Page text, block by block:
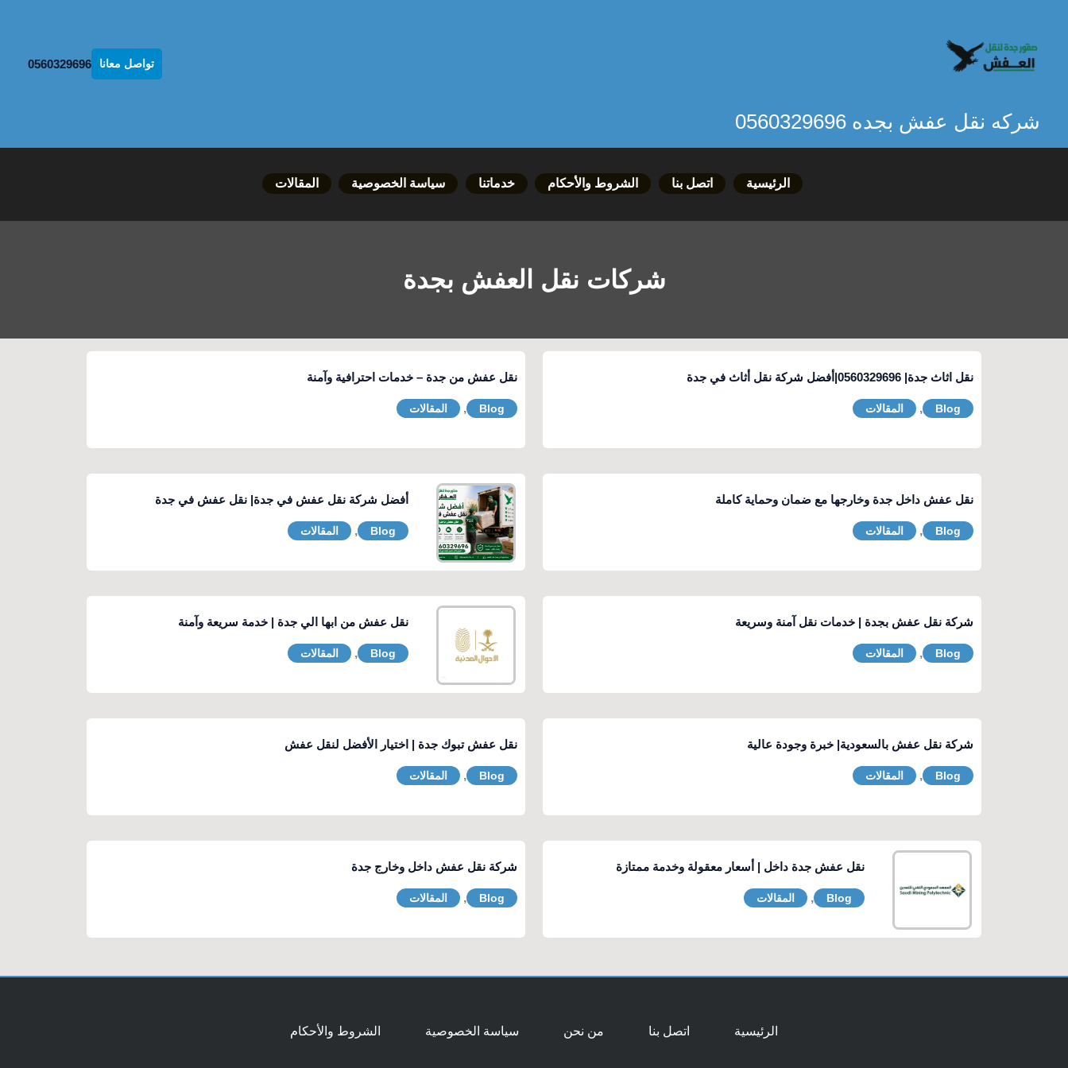
المحتوى
شركه نقل عفش بجده 0560329696
تواصل معانا 0560329696
الرئيسية اتصل بنا الشروط والأحكام خدماتنا سياسة الخصوصية المقالات
شركات نقل العفش بجدة
نقل اثاث جدة| 0560329696|أفضل شركة نقل أثاث في جدة
Blog
, المقالات
نقل عفش من جدة – خدمات احترافية وآمنة
Blog
, المقالات
نقل عفش داخل جدة وخارجها مع ضمان وحماية كاملة
Blog
, المقالات
أفضل شركة نقل عفش في جدة| نقل عفش في جدة
Blog
, المقالات
شركة نقل عفش بجدة | خدمات نقل آمنة وسريعة
Blog
, المقالات
نقل عفش من ابها الي جدة | خدمة سريعة وآمنة
Blog
, المقالات
شركة نقل عفش بالسعودية| خبرة وجودة عالية
Blog
, المقالات
نقل عفش تبوك جدة | اختيار الأفضل لنقل عفش
Blog
, المقالات
نقل عفش جدة داخل | أسعار معقولة وخدمة ممتازة
Blog
, المقالات
شركة نقل عفش داخل وخارج جدة
Blog
, المقالات
الرئيسية اتصل بنا من نحن سياسة الخصوصية الشروط والأحكام